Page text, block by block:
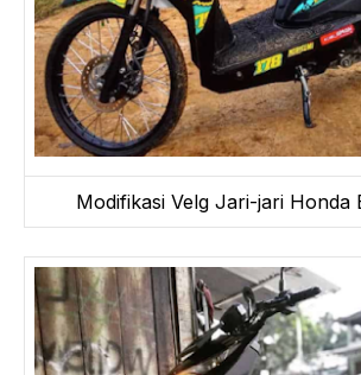
Modifikasi Velg Jari-jari Honda